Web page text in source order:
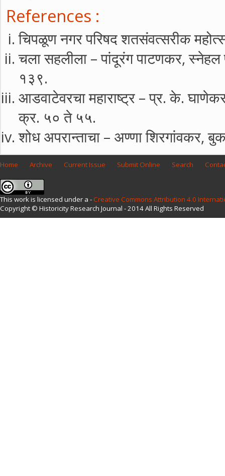
References :
चिपळूण नगर परिषद शतसंवत्सरीक
चला सहलीला – पांदूरंग पाटणकर,
१३९.
आडवाटेवरचा महाराष्ट्र – प्र. के.
क्र. ५० ते ५५.
शोध अपरान्ताचा – अण्णा शिरगांवकर,
Home Archive Current Issue Submit Online Search
This work is licensed under a - Creative Commons Attribution 4.0
Copyright © Historicity Research Journal - 2014 All Rights Reserved